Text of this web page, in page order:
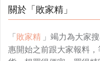
關於「敗家精」
「敗家精 」竭力為大家
惠開始之前跟大家報料